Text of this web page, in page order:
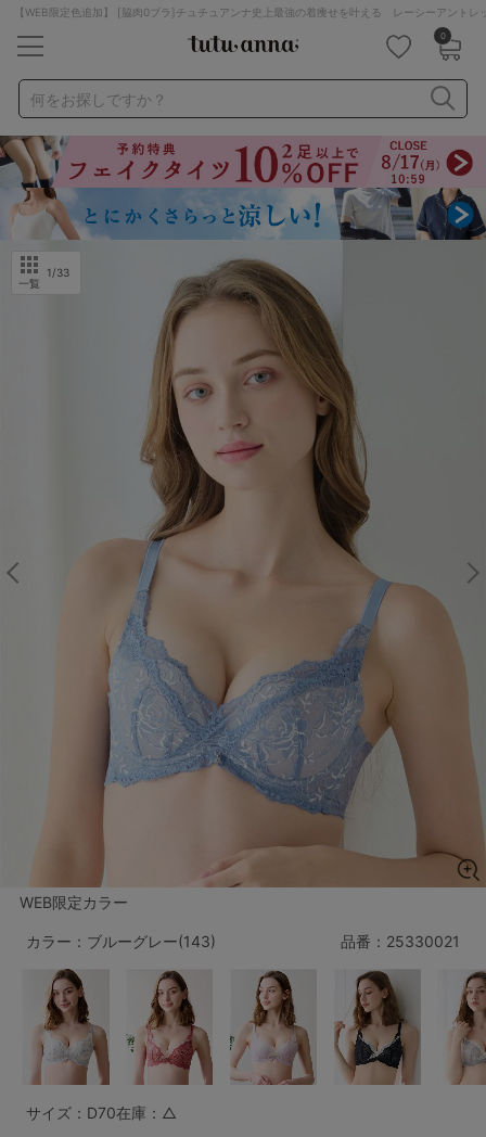
【WEB限定色追加】 [脇肉0ブラ]チュチュアンナ史上最強の着痩せを叶える レーシーアントレ
0
何をお探しですか？
ナイトブラ ノンワイヤー 特盛ブラ
チューブトップ
折り畳み
パジャマ ストッキング
キャミソール
ルームウェア
アームカバー
下着
ライフスタイル
キッズ
マタニティ ギフトラッピング
サイズからブラを探す
A65 A70 A75
B70 B75 B80
C85
D80 D85
E65 E70 E80 E85
F65 F70 F75
G65 G75
H70 H75
L LL
すべてのサイズを表示する
～999円 1,000～1,999円
2,000～2,999円 3,000～3,999円
4,000円～
WEB限定カラー
一覧
1/33
品番： 25330021
カラー：ブルーグレー(143)
サイズ：D70在庫：△